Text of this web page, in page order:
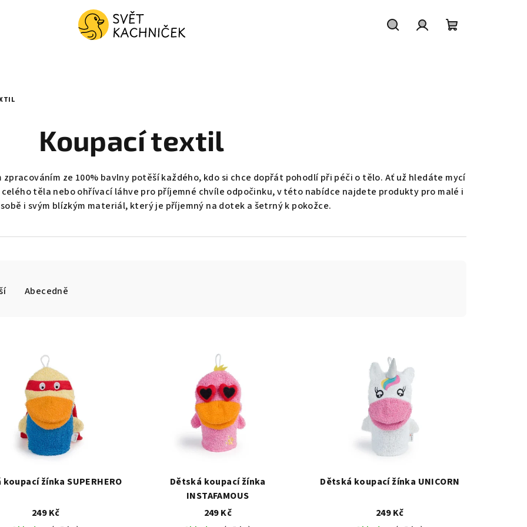
Koupací textil
ze 100% bavlny potěší každého, kdo si chce dopřát pohodlí při péči o tělo. Ať už hledáte mycí
těla nebo ohřívací láhve pro příjemné chvíle odpočinku, v této nabídce najdete produkty pro malé i
i svým blízkým materiál, který je příjemný na dotek a šetrný k pokožce.
Abecedně
žínka SUPERHERO
249 Kč
Dětská koupací žínka
INSTAFAMOUS
249 Kč
Dětská koupací žínka UNICORN
249 Kč